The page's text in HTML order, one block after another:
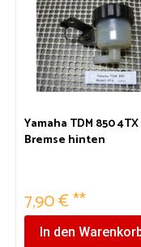
Yamaha TDM 850 4TX
Bremse hinten
7,90 € **
In den